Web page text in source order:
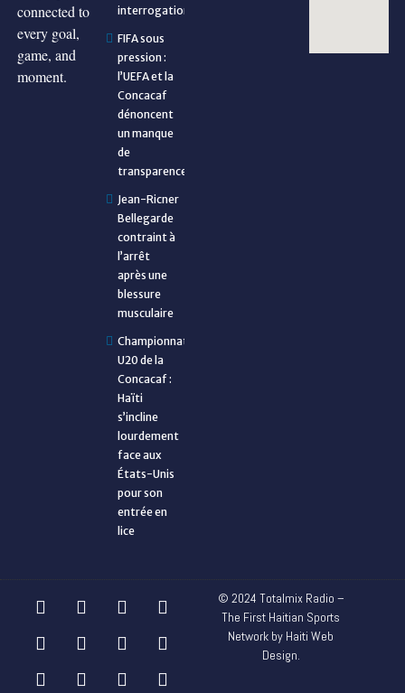
connected to
every goal,
game, and
moment.
interrogations
FIFA sous
pression :
l’UEFA et la
Concacaf
dénoncent
un manque
de
transparence
Jean-Ricner
Bellegarde
contraint à
l’arrêt
après une
blessure
musculaire
Championnat
U20 de la
Concacaf :
Haïti
s’incline
lourdement
face aux
États-Unis
pour son
entrée en
lice
© 2024 Totalmix Radio –
The First Haitian Sports
Network by Haiti Web
Design.